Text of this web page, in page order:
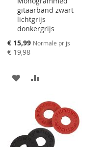
gitaarband zwart
lichtgrijs
donkergrijs
Speciale
prijs
€ 15,99 Normale prijs
€ 19,98
toevoegen
AAN
TOEVOEGEN
OM
TE